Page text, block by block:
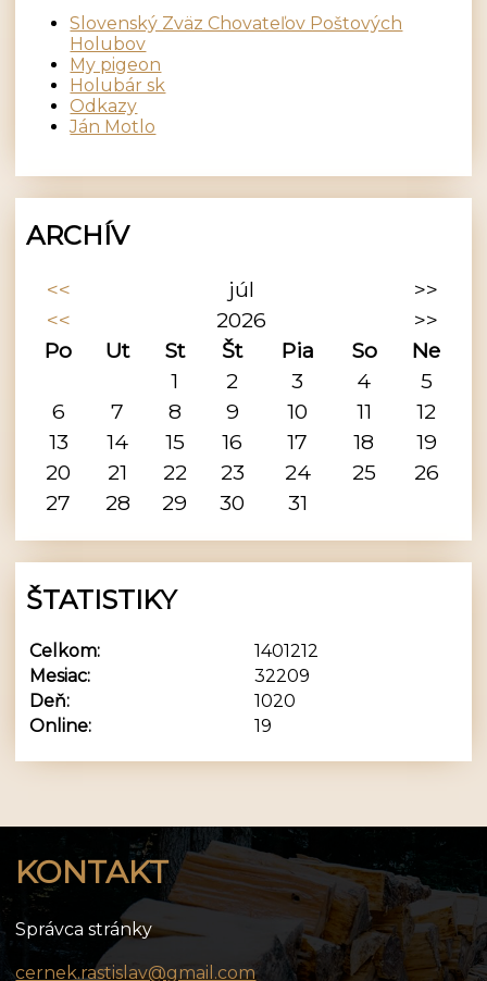
Slovenský Zväz Chovateľov Poštových
Holubov
My pigeon
Holubár sk
Odkazy
Ján Motlo
ARCHÍV
<< júl
>>
<<
2026
>>
Po
Ut St Št Pia So
Ne
1
2 3 4
5
6
7 8 9 10 11
12
13
14 15 16 17 18
19
20
21 22 23 24 25
26
27
28 29 30 31
ŠTATISTIKY
Online: 19
Celkom:
1401212
Mesiac:
32209
Deň:
1020
KONTAKT
Správca stránky
cernek.rastislav@gmail.com